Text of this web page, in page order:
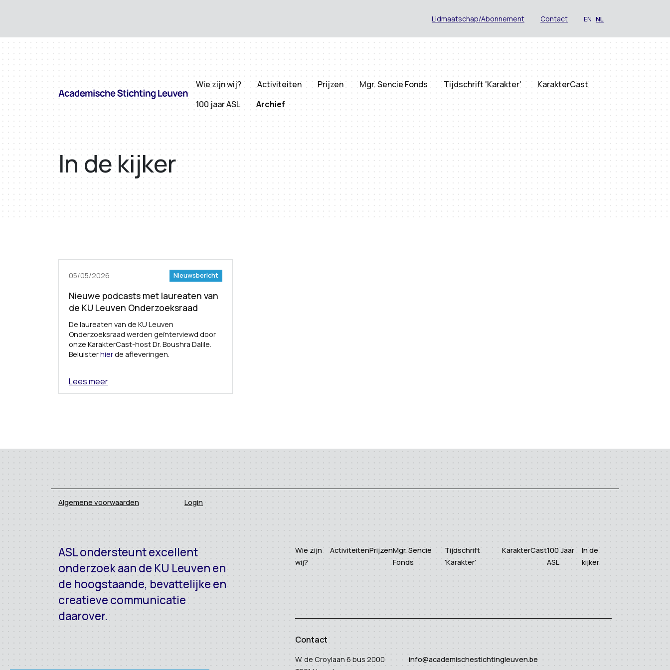
Lidmaatschap/Abonnement Contact EN NL
Wie zijn wij? Activiteiten Prijzen Mgr. Sencie Fonds Tijdschrift 'Karakter'
KarakterCast
100 jaar ASL
Archief
In de kijker
05/05/2026 Nieuwsbericht
Nieuwe podcasts met laureaten van
de KU Leuven Onderzoeksraad
De laureaten van de KU Leuven
Onderzoeksraad werden geïnterviewd door
onze KarakterCast-host Dr. Boushra Dalile.
Beluisterhierde afleveringen.
Lees meer
Algemene voorwaarden Login
ASL ondersteunt excellent
onderzoek aan de KU Leuven en
de hoogstaande, bevattelijke en
creatieve communicatie
daarover.
Wie zijn
wij?
ActiviteitenPrijzenMgr. Sencie
Fonds
Tijdschrift
'Karakter'
KarakterCast100 Jaar
ASL
In de
kijker
Contact
W. de Croylaan 6 bus 2000
info@academischestichtingleuven.be